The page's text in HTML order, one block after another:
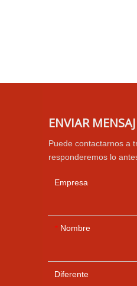
ENVIAR
Puede contactarnos a
responderemos lo
Empresa
* Nombre
Diferente